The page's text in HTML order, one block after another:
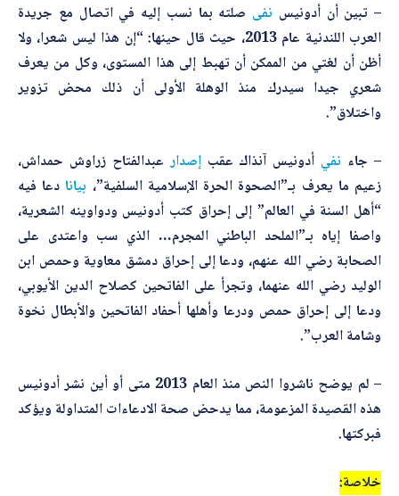
– تبين أن أدونيس نفى صلته بما نسب إليه في اتصال مع جريدة
العرب اللندنية عام 2013، حيث قال حينها: “إن هذا ليس شعرا، ولا
أظن أن لغتي من الممكن أن تهبط إلى هذا المستوى، وكل من يعرف
شعري جيدا سيدرك منذ الوهلة الأولى أن ذلك محض تزوير
واختلاق”.
– جاء نفي أدونيس آنذاك عقبإصدارعبدالفتاح زراوش حمداش،
زعيم ما يعرف بـ”الصحوة الحرة الإسلامية السلفية”، بيانا دعا فيه
“أهل السنة في العالم” إلى إحراق كتب أدونيس ودواوينه الشعرية،
واصفا إياه بـ”الملحد الباطني المجرم… الذي سب واعتدى على
الصحابة رضي الله عنهم، ودعا إلى إحراق دمشق معاوية وحمص ابن
الوليد رضي الله عنهما، وتجرأ على الفاتحين كصلاح الدين الأيوبي،
ودعا إلى إحراق حمص ودرعا وأهلها أحفاد الفاتحين والأبطال نخوة
وشامة العرب”.
– لم يوضح ناشروا النص منذ العام 2013 متى أو أين نشر أدونيس
هذه القصيدة المزعومة، مما يدحض صحة الادعاءات المتداولة ويؤكد
فبركتها.
خلاصة: